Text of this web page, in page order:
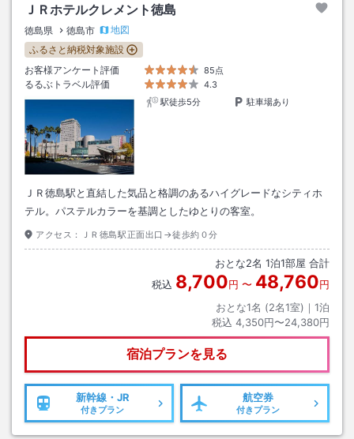
ＪＲホテルクレメント徳島
徳島県 徳島市
地図
ふるさと納税対象施設
お客様アンケート評価
85点
るるぶトラベル評価
4.3
駅徒歩5分
駐車場あり
ＪＲ徳島駅と直結した気品と格調のあるハイグレードなシティホ
テル。パステルカラーを基調としたゆとりの客室。
アクセス： ＪＲ徳島駅正面出口→徒歩約０分
おとな2名 1泊1部屋 合計
税込 8,700円 〜 48,760円
おとな1名 (2名1室)｜ 1泊
税込 4,350円〜24,380円
宿泊プランを見る
新幹線・JR
付きプラン
航空券
付きプラン